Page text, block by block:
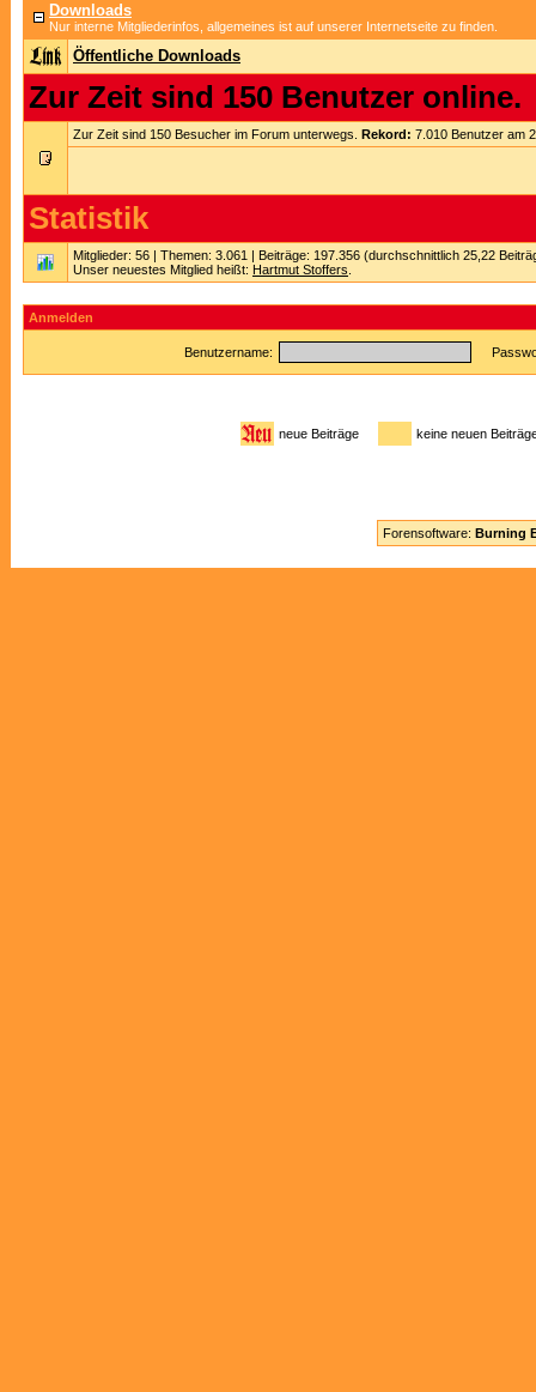
Downloads
Nur interne Mitgliederinfos, allgemeines ist auf unserer Internetseite zu finden.
Öffentliche Downloads
Zur Zeit sind 150 Benutzer online.
Zur Zeit sind 150 Besucher im Forum unterwegs. Rekord: 7.010 Benutzer am
Statistik
Mitglieder: 56 | Themen: 3.061 | Beiträge: 197.356 (durchschnittlich 25,22
Unser neuestes Mitglied heißt: Hartmut Stoffers
Anmelden
Benutzername:
neue Beiträge keine neuen
Forensoftware: Burning